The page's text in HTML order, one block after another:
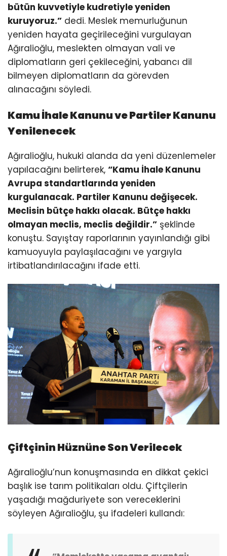
bütün kuvvetiyle kudretiyle yeniden
kuruyoruz.” dedi. Meslek memurluğunun
yeniden hayata geçirileceğini vurgulayan
Ağıralioğlu, meslekten olmayan vali ve
diplomatların geri çekileceğini, yabancı dil
bilmeyen diplomatların da görevden
alınacağını söyledi.
Kamu İhale Kanunu ve Partiler Kanunu
Yenilenecek
Ağıralioğlu, hukuki alanda da yeni düzenlemeler
yapılacağını belirterek, “Kamu İhale Kanunu
Avrupa standartlarında yeniden
kurgulanacak. Partiler Kanunu değişecek.
Meclisin bütçe hakkı olacak. Bütçe hakkı
olmayan meclis, meclis değildir.” şeklinde
konuştu. Sayıştay raporlarının yayınlandığı gibi
kamuoyuyla paylaşılacağını ve yargıyla
irtibatlandırılacağını ifade etti.
Çiftçinin Hüznüne Son Verilecek
Ağıralioğlu’nun konuşmasında en dikkat çekici
başlık ise tarım politikaları oldu. Çiftçilerin
yaşadığı mağduriyete son vereceklerini
söyleyen Ağıralioğlu, şu ifadeleri kullandı: